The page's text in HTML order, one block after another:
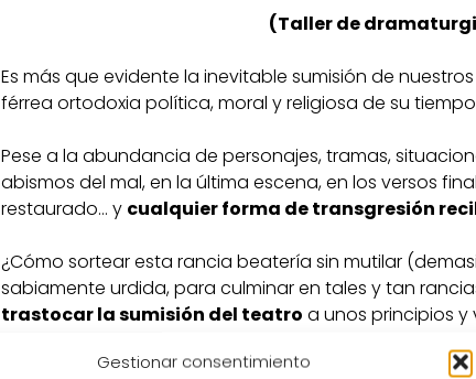
Gestionar consentimiento
(Taller de
Es más que evidente la inevitable sumisión de
férrea ortodoxia política, moral y religiosa de su
Pese a la abundancia de personajes, tramas,
abismos del mal, en la última escena, en los versos
restaurado… y cualquier forma de transgresión
¿Cómo sortear esta rancia beatería sin mutilar
sabiamente urdida, para culminar en tales y tan
trastocar la sumisión del teatro a unos principios